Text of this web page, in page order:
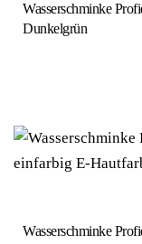
Wasserschminke
Dunkelgrün
Wasserschminke